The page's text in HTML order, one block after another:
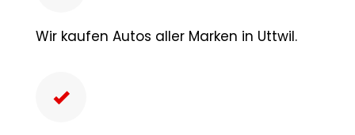
Wir kaufen Autos aller Marken in Uttwil.